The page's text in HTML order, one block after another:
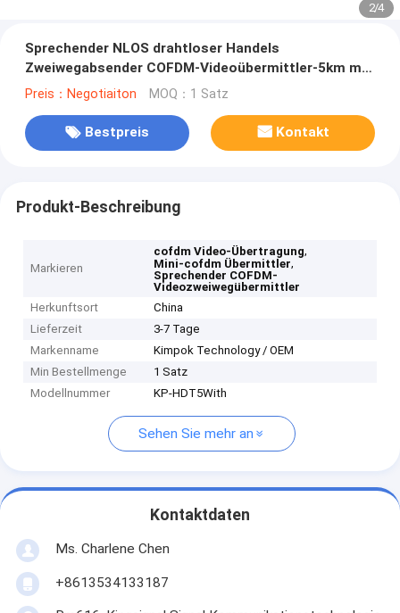
2/4
Sprechender NLOS drahtloser Handels
Zweiwegabsender COFDM-Videoübermittler-5km mit
Daten
Preis：Negotiaiton MOQ：1 Satz
Bestpreis Kontakt
Produkt-Beschreibung
Markieren
cofdm Video-Übertragung,
Mini-cofdm Übermittler,
Sprechender COFDM-
Videozweiwegübermittler
Herkunftsort
China
Lieferzeit
3-7 Tage
Markenname
Kimpok Technology / OEM
Min Bestellmenge
1 Satz
Modellnummer
KP-HDT5With
Sehen Sie mehr an
Kontaktdaten
Ms. Charlene Chen
+8613534133187